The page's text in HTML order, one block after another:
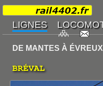
DE MANTES À ÉVREUX
BRÉVAL